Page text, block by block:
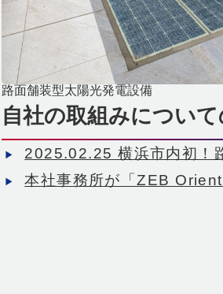
路面舗装型太陽光発電設備
自社の取組みについ
2025.02.25 横浜市内初！
本社事務所が「ZEB